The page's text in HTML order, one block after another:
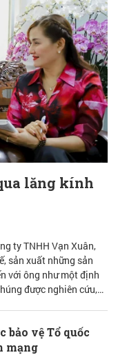
lăng kính
ty TNHH Vạn Xuân,
sản xuất những sản
với ông như một định
được nghiên cứu,
bảo vệ Tổ quốc
mạng